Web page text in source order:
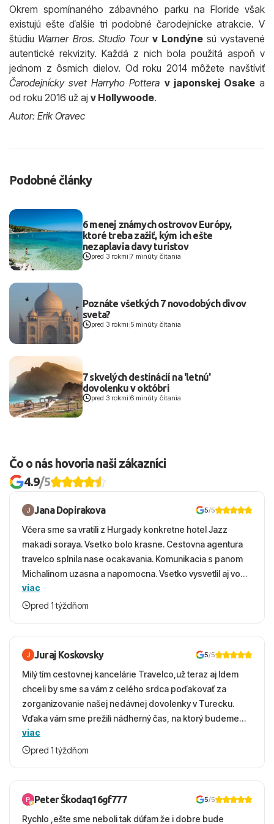
Okrem spomínaného zábavného parku na Floride však
existujú ešte ďalšie tri podobné čarodejnícke atrakcie. V
štúdiu Warner Bros. Studio Tour v Londýnesú vystavené
autentické rekvizity. Každá z nich bola použitá aspoň v
jednom z ôsmich dielov. Od roku 2014 môžete navštíviť
Čarodejnícky svet Harryho Pottera v japonskej Osakea
od roku 2016 už aj v Hollywoode.
Autor: Erik Oravec
Podobné články
6 menej známych ostrovov Európy,
ktoré treba zažiť, kým ich ešte
nezaplavia davy turistov
pred 3 rokmi |7 minúty čítania
Poznáte všetkých 7 novodobých divov
sveta?
pred 3 rokmi 5 minúty čítania
7 skvelých destinácií na 'letnú'
dovolenku v októbri
pred 3 rokmi 6 minúty čítania
Čo o nás hovoria naši zákazníci
4.9/5
Jana Dopirakova 5/5
Včera sme sa vratili z Hurgady konkretne hotel Jazz
makadi soraya. Vsetko bolo krasne. Cestovna agentura
travelco splnila nase ocakavania. Komunikacia s panom
Michalinom uzasna a napomocna. Vsetko vysvetlil aj vo
vecernych hodinach zaco sa ospravedlnujem. Hotel
krasny, cisty. Sluzby top. Strava, prostredie, more,
viac
pred 1 týždňom
Juraj Koskovsky 5/5
Milý tím cestovnej kancelárie Travelco,už teraz aj Idem
chceli by sme sa vám z celého srdca poďakovať za
zorganizovanie našej nedávnej dovolenky v Turecku.
Vďaka vám sme prežili nádherný čas, na ktorý budeme
ešte dlho s úsmevom spomínať. ​Všetko prebehlo
absolútne hladko – od prvotného výberu zájazdu, cez
bola to trefa do čierneho! ​Čo nás dostalo najviac: ​Skvelé
služby a personál: Vždy usmievaví, ochotní a starostliví
ľudia. ​Gastro zážitok: Výborné, pestré a čerstvé jedlo
viac
pred 1 týždňom
Peter Škodaq16gf777 5/5
Rychlo ,ešte sme neboli tak dúfam že i dobre bude